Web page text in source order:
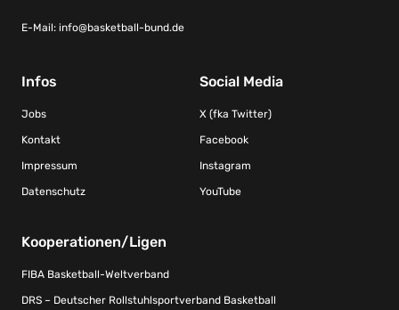
E-Mail: info@basketball-bund.de
Infos
Jobs
Kontakt
Impressum
Datenschutz
Social Media
X (fka Twitter)
Facebook
Instagram
YouTube
Kooperationen/Ligen
FIBA Basketball-Weltverband
DRS – Deutscher Rollstuhlsportverband Basketball